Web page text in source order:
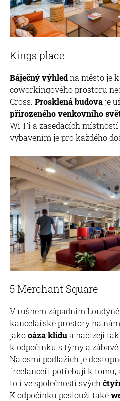
Kings place
Báječný výhledna město je
coworkingového prostoru
Cross. Prosklená budovaje
přirozeného venkovního
Wi-Fi a zasedacích
vybavením je pro každého
5 Merchant Square
V rušném západním
kancelářské prostory na
jakooáza klidua nabízejí
k odpočinku s týmy a
Na osmi podlažích je
freelanceři potřebují k
to i ve společnosti svých
K odpočinku poslouží také